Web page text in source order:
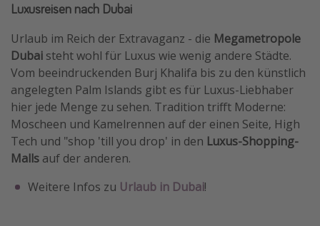
Luxusreisen nach Dubai
Urlaub im Reich der Extravaganz - die Megametropole
Dubai steht wohl für Luxus wie wenig andere Städte.
Vom beeindruckenden Burj Khalifa bis zu den künstlich
angelegten Palm Islands gibt es für Luxus-Liebhaber
hier jede Menge zu sehen. Tradition trifft Moderne:
Moscheen und Kamelrennen auf der einen Seite, High
Tech und "shop 'till you drop' in den Luxus-Shopping-
Malls auf der anderen.
Weitere Infos zu Urlaub in Dubai!